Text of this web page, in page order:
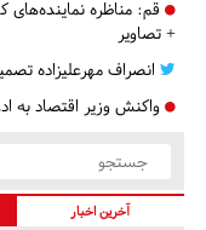
قم: مناظره نماینده‌های
+ تصاویر
انصراف مهرعلیزاده
واکنش وزیر اقتصاد به
آخرین اخبار